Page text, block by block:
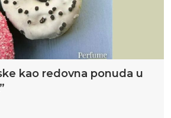
kao redovna ponuda u